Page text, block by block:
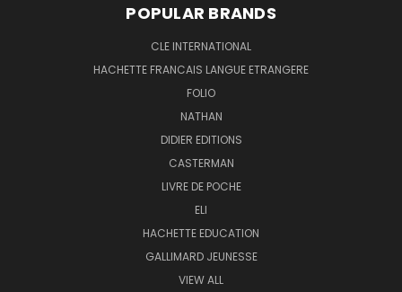
POPULAR BRANDS
CLE INTERNATIONAL
HACHETTE FRANCAIS LANGUE ETRANGERE
FOLIO
NATHAN
DIDIER EDITIONS
CASTERMAN
LIVRE DE POCHE
ELI
HACHETTE EDUCATION
GALLIMARD JEUNESSE
VIEW ALL